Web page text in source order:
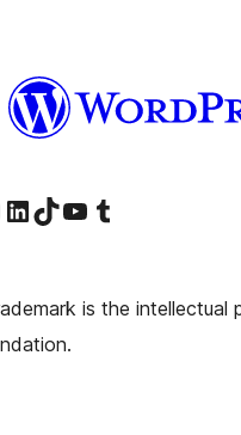
અમારા LinkedIn એકાઉન્ટની મુલાકાત લોઅમારા TikTok એકાઉન્ટની મુલાકાત લોઅમારી YouTube ચેનલની મુલાકાત લો અમારા Tumblr એકાઉન્ટની મુલાકાત લો
is the intellectual